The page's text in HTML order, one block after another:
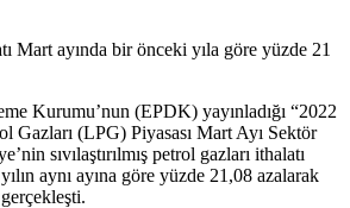
Mart ayında bir önceki yıla göre yüzde 21
Kurumu’nun (EPDK) yayınladığı “2022
Gazları (LPG) Piyasası Mart Ayı Sektör
sıvılaştırılmış petrol gazları ithalatı
aynı ayına göre yüzde 21,08 azalarak